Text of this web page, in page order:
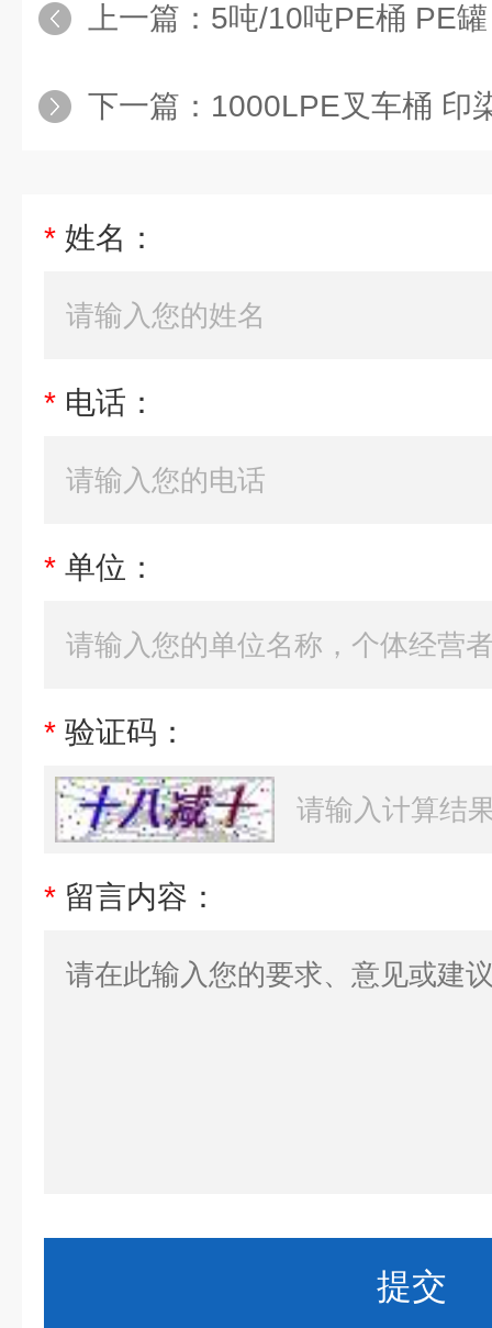
上一篇： 5吨/10吨PE桶 PE罐 PE槽
下一篇： 1000LPE叉车桶 印
* 姓名：
* 电话：
* 单位：
* 验证码：
* 留言内容：